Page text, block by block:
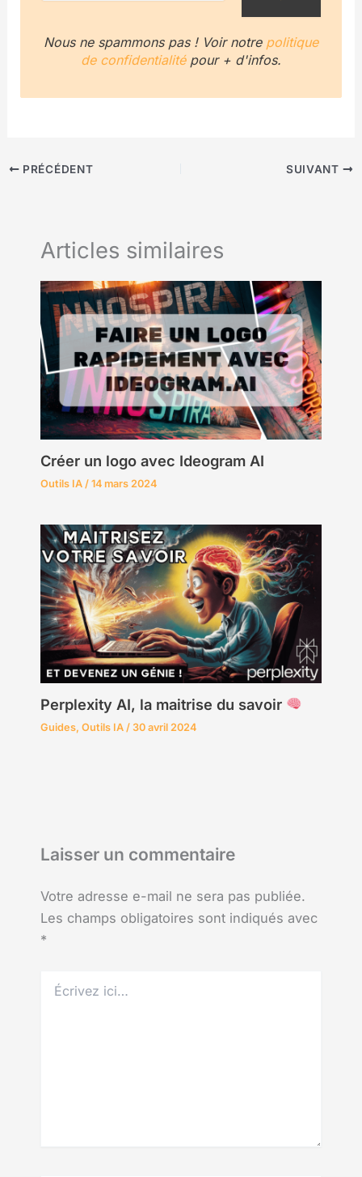
Nous ne spammons pas ! Voir notre politique
de confidentialitépour + d'infos.
PRÉCÉDENT SUIVANT
Articles similaires
Créer un logo avec Ideogram AI
Outils IA/ 14 mars 2024
Perplexity AI, la maitrise du savoir
Guides, Outils IA/ 30 avril 2024
Laisser un commentaire
Votre adresse e-mail ne sera pas publiée.
Les champs obligatoires sont indiqués avec
*
ici…